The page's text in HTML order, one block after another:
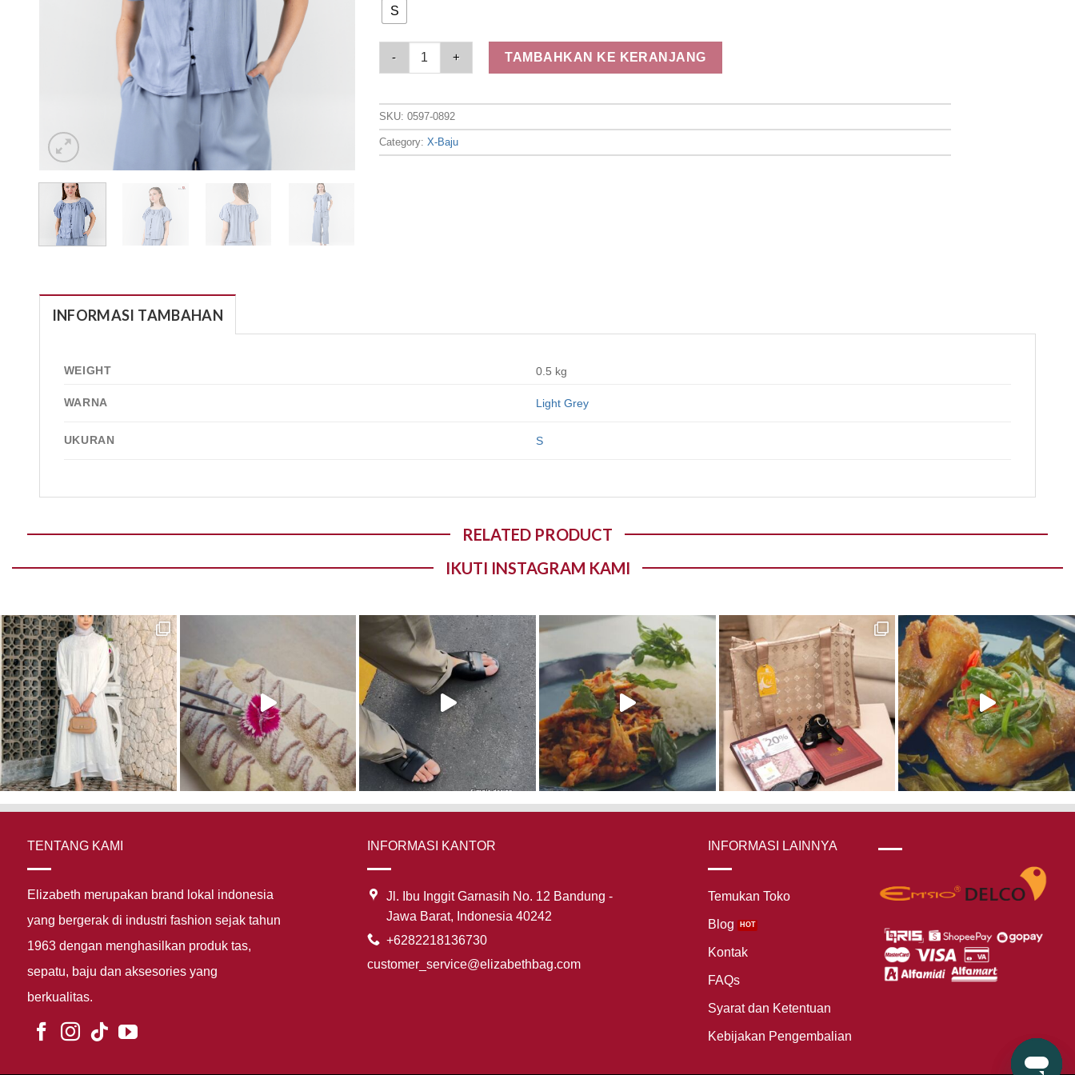
S
Elizabeth Clothing - Blouse Wanita Crop | Lengan Pendek 0597-0892 quantity
TAMBAHKAN KE KERANJANG
SKU:0597-0892
Category:X-Baju
INFORMASI TAMBAHAN
WEIGHT 0.5 kg
WARNA Light Grey
UKURAN S
RELATED PRODUCT
IKUTI INSTAGRAM KAMI
TENTANG KAMI
Elizabeth merupakan brand lokal indonesia
yang bergerak di industri fashion sejak tahun
1963 dengan menghasilkan produk tas,
sepatu, baju dan aksesories yang
berkualitas.
INFORMASI KANTOR
Jl. Ibu Inggit Garnasih No. 12 Bandung -
Jawa Barat, Indonesia 40242
+6282218136730
customer_service@elizabethbag.com
INFORMASI LAINNYA
Temukan Toko
Blog
Kontak
FAQs
Syarat dan Ketentuan
Kebijakan Pengembalian